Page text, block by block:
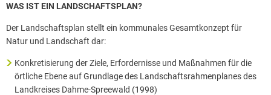
WAS IST EIN LANDSCHAFTSPLAN?
Der Landschaftsplan stellt ein kommunales Gesamtkonzept für
Natur und Landschaft dar:
Konkretisierung der Ziele, Erfordernisse und Maßnahmen für die
örtliche Ebene auf Grundlage des Landschaftsrahmenplanes des
Landkreises Dahme-Spreewald (1998)